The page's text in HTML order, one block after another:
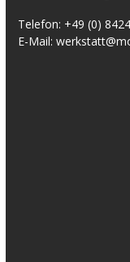
Telefon: +49 (0)
E-Mail: